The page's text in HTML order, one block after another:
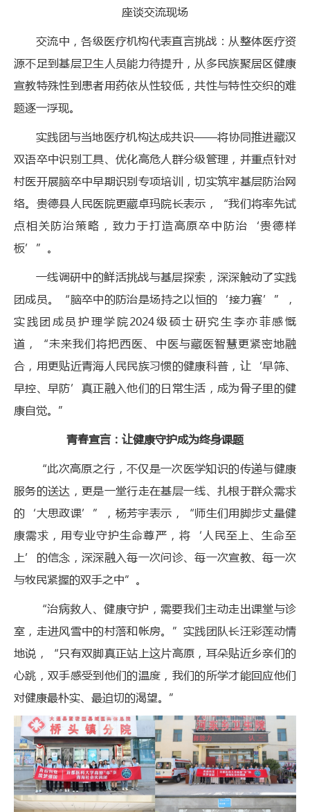
座谈交流现场
交流中，各级医疗机构代表直言挑战：从整体医疗资
源不足到基层卫生人员能力待提升，从多民族聚居区健康
宣教特殊性到患者用药依从性较低，共性与特性交织的难
题逐一浮现。
实践团与当地医疗机构达成共识——将协同推进藏汉
双语卒中识别工具、优化高危人群分级管理，并重点针对
村医开展脑卒中早期识别专项培训，切实筑牢基层防治网
络。贵德县人民医院更藏卓玛院长表示，“我们将率先试
点相关防治策略，致力于打造高原卒中防治‘贵德样
板’”。
一线调研中的鲜活挑战与基层探索，深深触动了实践
团成员。“脑卒中的防治是场持之以恒的‘接力赛’”，
实践团成员护理学院2024级硕士研究生李亦菲感慨
道，“未来我们将把西医、中医与藏医智慧更紧密地融
合，用更贴近青海人民民族习惯的健康科普，让‘早筛、
早控、早防’真正融入他们的日常生活，成为骨子里的健
康自觉。”
青春宣言：让健康守护成为终身课题
“此次高原之行，不仅是一次医学知识的传递与健康
服务的送达，更是一堂行走在基层一线、扎根于群众需求
的‘大思政课’”，杨芳宇表示，“师生们用脚步丈量健
康需求，用专业守护生命尊严，将‘人民至上、生命至
上’的信念，深深融入每一次问诊、每一次宣教、每一次
与牧民紧握的双手之中”。
“治病救人、健康守护，需要我们主动走出课堂与诊
室，走进风雪中的村落和帐房。”实践团队长汪彩莲动情
地说，“只有双脚真正站上这片高原，耳朵贴近乡亲们的
心跳，双手感受到他们的温度，我们的所学才能回应他们
对健康最朴实、最迫切的渴望。”